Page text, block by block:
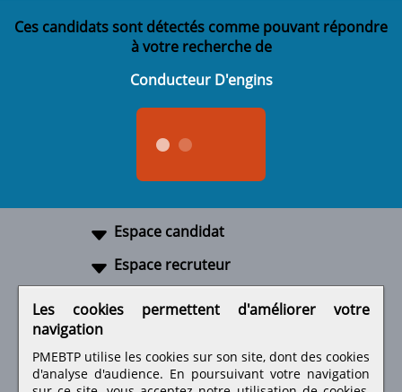
Ces candidats sont détectés comme pouvant répondre
à votre recherche de
Conducteur D'engins
Espace candidat
Espace recruteur
Les cookies permettent d'améliorer votre
navigation
PMEBTP utilise les cookies sur son site, dont des cookies
d'analyse d'audience. En poursuivant votre navigation